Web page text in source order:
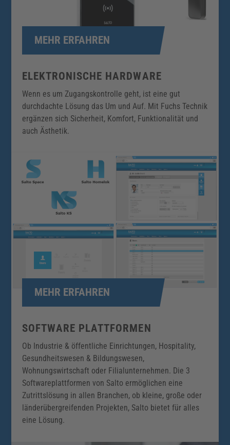
MEHR ERFAHREN
ELEKTRONISCHE HARDWARE
Wenn es um Zugangskontrolle geht, ist eine gut
durchdachte Lösung das Um und Auf. Mit Fuchs Technik
ergänzen sich Sicherheit, Komfort, Funktionalität und
auch Ästhetik.
MEHR ERFAHREN
SOFTWARE PLATTFORMEN
Ob Industrie & öffentliche Einrichtungen, Hospitality,
Gesundheitswesen & Bildungswesen,
Wohnungswirtschaft oder Filialunternehmen. Die 3
Softwareplattformen von Salto ermöglichen eine
Zutrittslösung in allen Branchen, ob kleine, große oder
länderübergreifenden Projekten, Salto bietet für alles
eine Lösung.